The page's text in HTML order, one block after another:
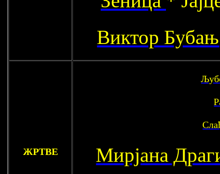
Виктор Бубањ
ЖРТВЕ Мирјана